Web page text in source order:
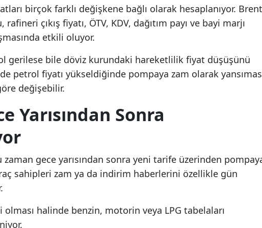
birçok farklı değişkene bağlı olarak hesaplanıyor. Brent
çıkış fiyatı, ÖTV, KDV, dağıtım payı ve bayi marjı
etkili oluyor.
gerilese bile döviz kurundaki hareketlilik fiyat düşüşünü
petrol fiyatı yükseldiğinde pompaya zam olarak
değişebilir.
Yarısından Sonra
zaman gece yarısından sonra yeni tarife üzerinden
sahipleri zam ya da indirim haberlerini özellikle gün
halinde benzin, motorin veya LPG tabelaları